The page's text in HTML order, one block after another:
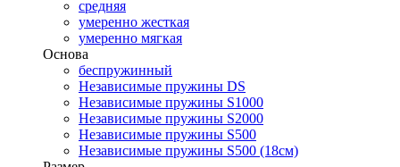
средняя
умеренно жесткая
умеренно мягкая
Основа
беспружинный
Независимые пружины DS
Независимые пружины S1000
Независимые пружины S2000
Независимые пружины S500
Независимые пружины S500 (18см)